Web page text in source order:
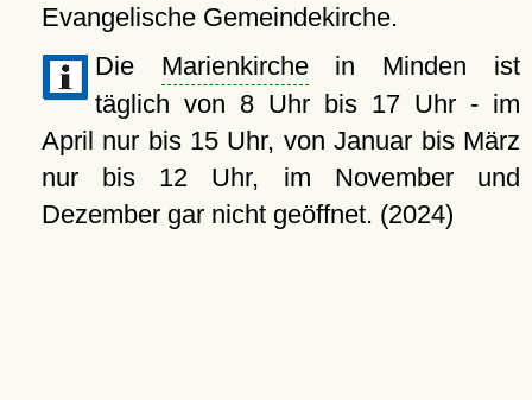
Evangelische Gemeindekirche.
Die Marienkirchein Minden ist
täglich von 8 Uhr bis 17 Uhr - im
April nur bis 15 Uhr, von Januar bis März
nur bis 12 Uhr, im November und
Dezember gar nicht geöffnet. (2024)